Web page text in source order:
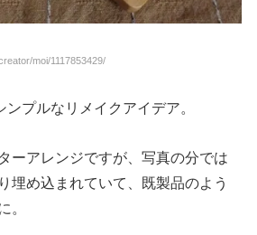
moi/1117853429/
プルなリメイクアイデア。
ーアレンジですが、写真の分では
埋め込まれていて、既製品のよう
。